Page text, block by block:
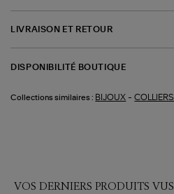
LIVRAISON ET RETOUR
DISPONIBILITÉ BOUTIQUE
Collections similaires : BIJOUX -COLLIERS
VOS DERNIERS PRODUITS VUS